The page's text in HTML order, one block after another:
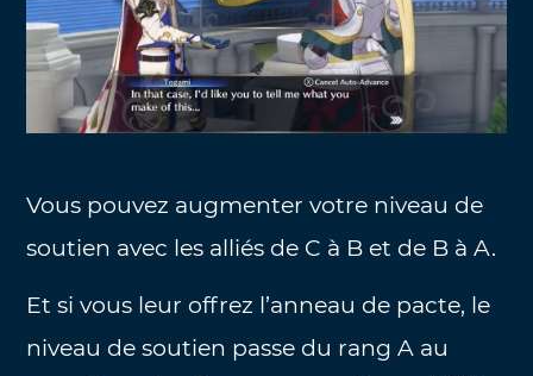
Vous pouvez augmenter votre niveau de
soutien avec les alliés de C à B et de B à A.
Et si vous leur offrez l’anneau de pacte, le
niveau de soutien passe du rang A au